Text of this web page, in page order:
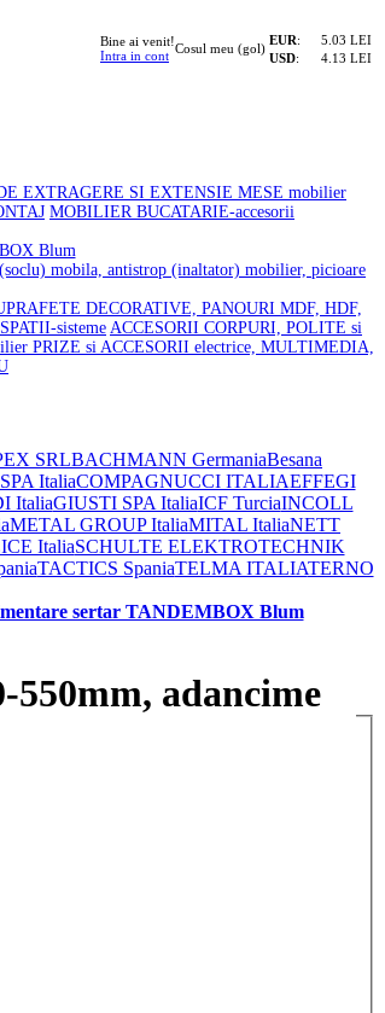
Bine ai venit!
Intra in cont Cosul meu (gol)
EUR:
5.03 LEI
USD: 4.13 LEI
EXTRAGERE SI EXTENSIE MESE mobilier
MOBILIER BUCATARIE-accesorii
Blum
mobila, antistrop (inaltator) mobilier, picioare
DECORATIVE, PANOURI MDF, HDF,
sisteme ACCESORII CORPURI, POLITE si
PRIZE si ACCESORII electrice, MULTIMEDIA,
SRLBACHMANN GermaniaBesana
ItaliaCOMPAGNUCCI ITALIAEFFEGI
ItaliaGIUSTI SPA ItaliaICF TurciaINCOLL
METAL GROUP ItaliaMITAL ItaliaNETT
ItaliaSCHULTE ELEKTROTECHNIK
TACTICS SpaniaTELMA ITALIATERNO
sertar TANDEMBOX Blum
adancime